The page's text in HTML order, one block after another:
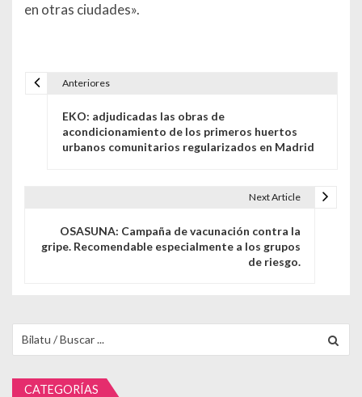
en otras ciudades».
Anteriores
EKO: adjudicadas las obras de
acondicionamiento de los primeros huertos
urbanos comunitarios regularizados en Madrid
Next Article
OSASUNA: Campaña de vacunación contra la
gripe. Recomendable especialmente a los grupos
de riesgo.
CATEGORÍAS